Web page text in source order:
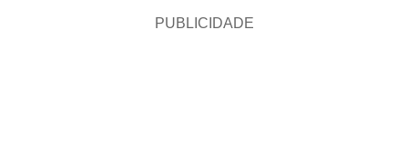
PUBLICIDADE